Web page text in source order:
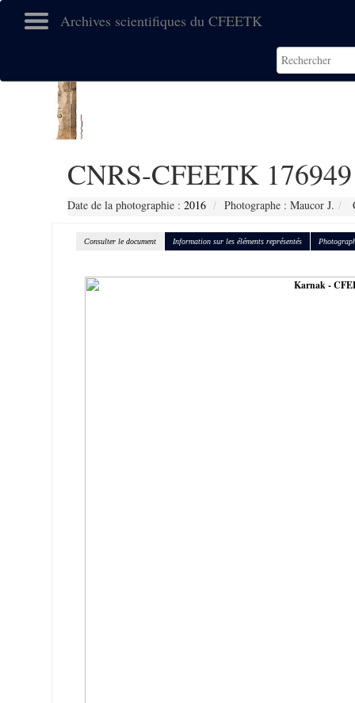
Archives scientifiques du CFEETK
CNRS-CFEETK 176949
Date de la photographie : 2016 Photographe : Maucor J.
Consulter le document Information sur les éléments représentés